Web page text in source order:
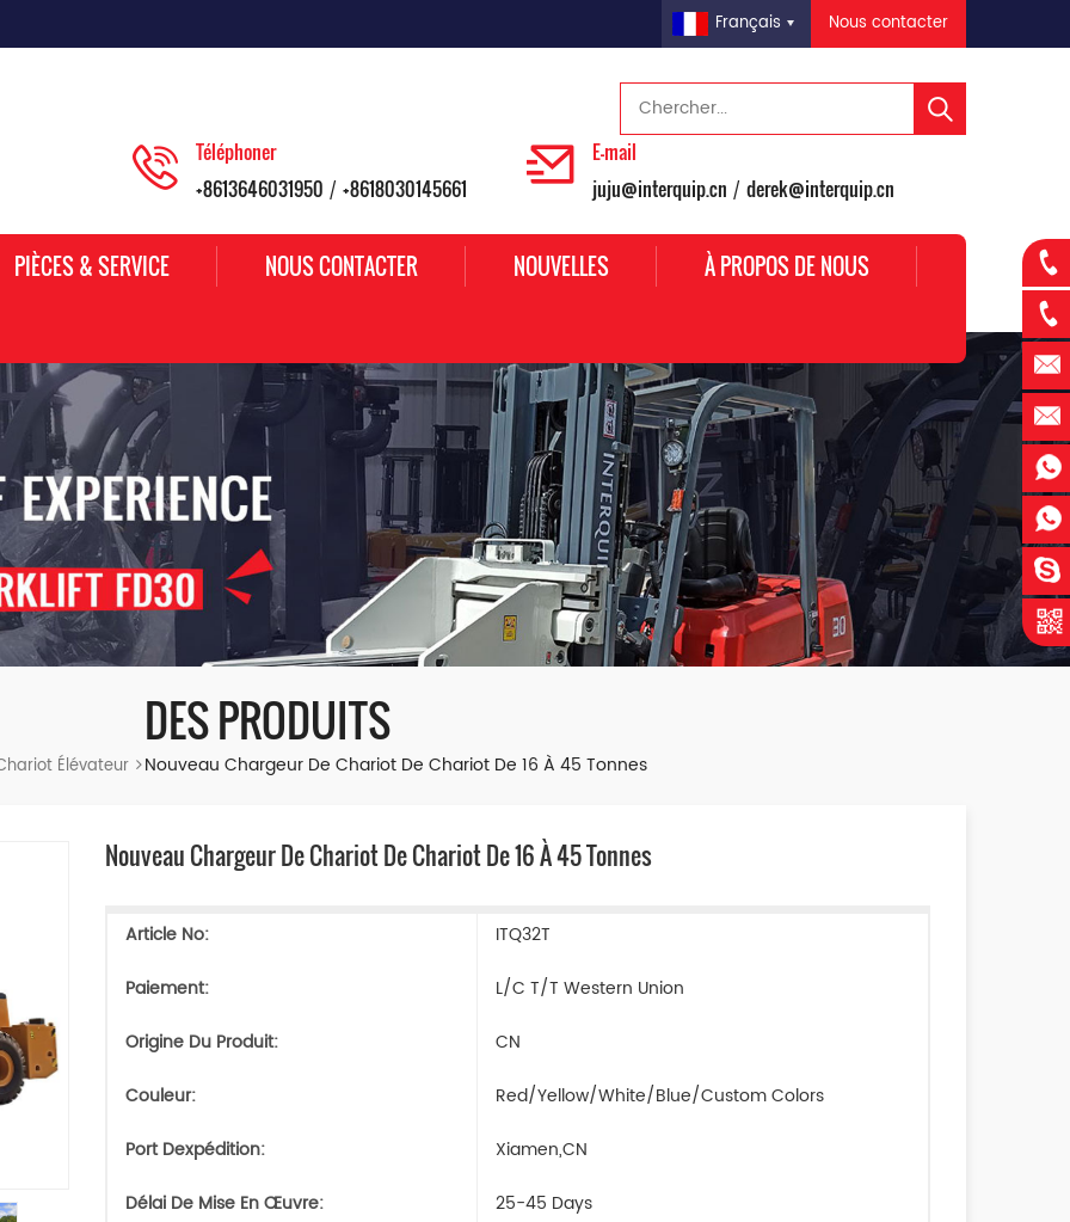
Nous contacter
Français
Téléphoner
+8613646031950 / +8618030145661
E-mail
juju@interquip.cn / derek@interquip.cn
PIÈCES & SERVICE NOUS CONTACTER NOUVELLES À PROPOS DE NOUS
DES PRODUITS
Élévateur Nouveau Chargeur De Chariot De Chariot De 16 À 45 Tonnes
Nouveau Chargeur De Chariot De Chariot De 16 À 45 Tonnes
Article No:
ITQ32T
Paiement:
L/C T/T Western Union
Origine Du Produit:
CN
Couleur:
Red/Yellow/White/Blue/Custom Colors
Port Dexpédition:
Xiamen,CN
Délai De Mise En Œuvre:
25-45 Days